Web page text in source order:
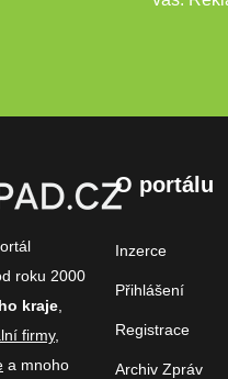
roku 2000
kraje
firmy,
a mnoho
O portálu
Inzerce
Přihlášení
Registrace
Archiv Zpráv